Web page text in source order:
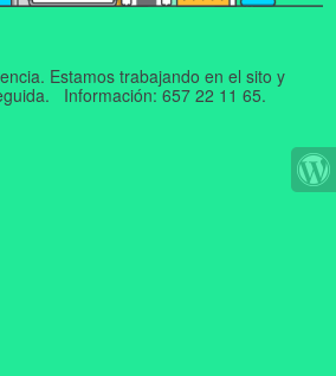
Estamos trabajando en el sito y
Información: 657 22 11 65.